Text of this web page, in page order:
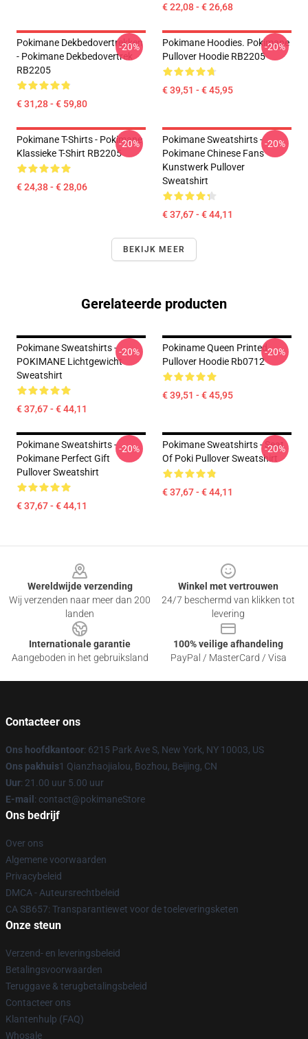
€ 22,08 - € 26,68
Pokimane Dekbedovertrekken
- Pokimane Dekbedovertrek
RB2205
€ 31,28 - € 59,80
-20%
Pokimane Hoodies. Pokimane
Pullover Hoodie RB2205
€ 39,51 - € 45,95
-20%
Pokimane T-Shirts - Pokimane
Klassieke T-Shirt RB2205
€ 24,38 - € 28,06
-20%
Pokimane Sweatshirts -
Pokimane Chinese Fans
Kunstwerk Pullover
Sweatshirt
€ 37,67 - € 44,11
-20%
BEKIJK MEER
Gerelateerde producten
Pokimane Sweatshirts -
POKIMANE Lichtgewicht
Sweatshirt
€ 37,67 - € 44,11
-20%
Pokiname Queen Printed
Pullover Hoodie Rb0712
€ 39,51 - € 45,95
-20%
Pokimane Sweatshirts -
Pokimane Perfect Gift
Pullover Sweatshirt
€ 37,67 - € 44,11
-20%
Pokimane Sweatshirts - Seat
Of Poki Pullover Sweatshirt
€ 37,67 - € 44,11
-20%
Wereldwijde verzending
Wij verzenden naar meer dan 200
landen
Winkel met vertrouwen
24/7 beschermd van klikken tot
levering
Internationale garantie
Aangeboden in het gebruiksland
100% veilige afhandeling
PayPal / MasterCard / Visa
Contacteer ons
Ons hoofdkantoor: 6215 Park Ave S, New York, NY 10003, US
Ons pakhuis1 Qianzhaojialou, Bozhou, Beijing, CN
Uur: 21.00 uur 5.00 uur
E-mail : contact@pokimaneStore
Ons bedrijf
Over ons
Algemene voorwaarden
Privacybeleid
DMCA - Auteursrechtbeleid
CA SB657: Transparantiewet voor de toeleveringsketen
Onze steun
Verzend- en leveringsbeleid
Betalingsvoorwaarden
Teruggave & terugbetalingsbeleid
Contacteer ons
Klantenhulp (FAQ)
Whosale